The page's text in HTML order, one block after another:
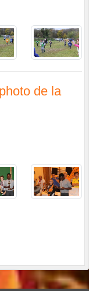
de la